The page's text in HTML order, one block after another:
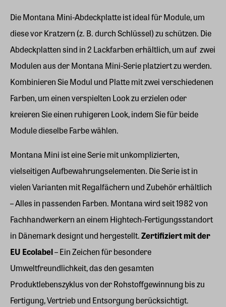
Die Montana Mini-Abdeckplatte ist ideal für Module, um
diese vor Kratzern (z. B. durch Schlüssel) zu schützen. Die
Abdeckplatten sind in 2 Lackfarben erhältlich, um auf zwei
Modulen aus der Montana Mini-Serie platziert zu werden.
Kombinieren Sie Modul und Platte mit zwei verschiedenen
Farben, um einen verspielten Look zu erzielen oder
kreieren Sie einen ruhigeren Look, indem Sie für beide
Module dieselbe Farbe wählen.
Montana Mini ist eine Serie mit unkomplizierten,
vielseitigen Aufbewahrungselementen. Die Serie ist in
vielen Varianten mit Regalfächern und Zubehör erhältlich
– Alles in passenden Farben. Montana wird seit 1982 von
Fachhandwerkern an einem Hightech-Fertigungsstandort
in Dänemark designt und hergestellt.Zertifiziert mit der
EU Ecolabel– Ein Zeichen für besondere
Umweltfreundlichkeit, das den gesamten
Produktlebenszyklus von der Rohstoffgewinnung bis zu
Fertigung, Vertrieb und Entsorgung berücksichtigt.